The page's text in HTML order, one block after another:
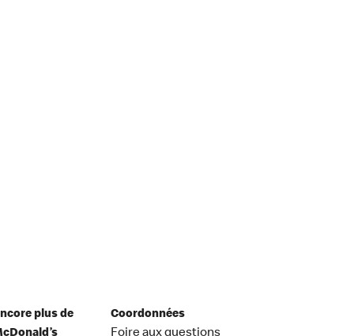
plus de
Coordonnées
Foire aux questions